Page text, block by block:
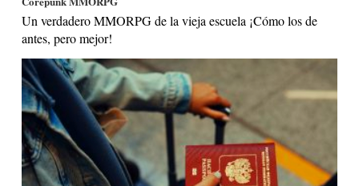
Un verdadero MMORPG de la vieja escuela ¡Cómo los de
antes, pero mejor!